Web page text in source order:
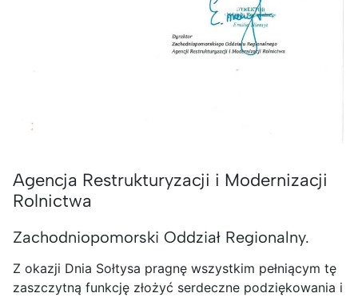
Agencja Restrukturyzacji i Modernizacji
Rolnictwa
Zachodniopomorski Oddział Regionalny.
Z okazji Dnia Sołtysa pragnę wszystkim pełniącym tę
zaszczytną funkcję złożyć serdeczne podziękowania i